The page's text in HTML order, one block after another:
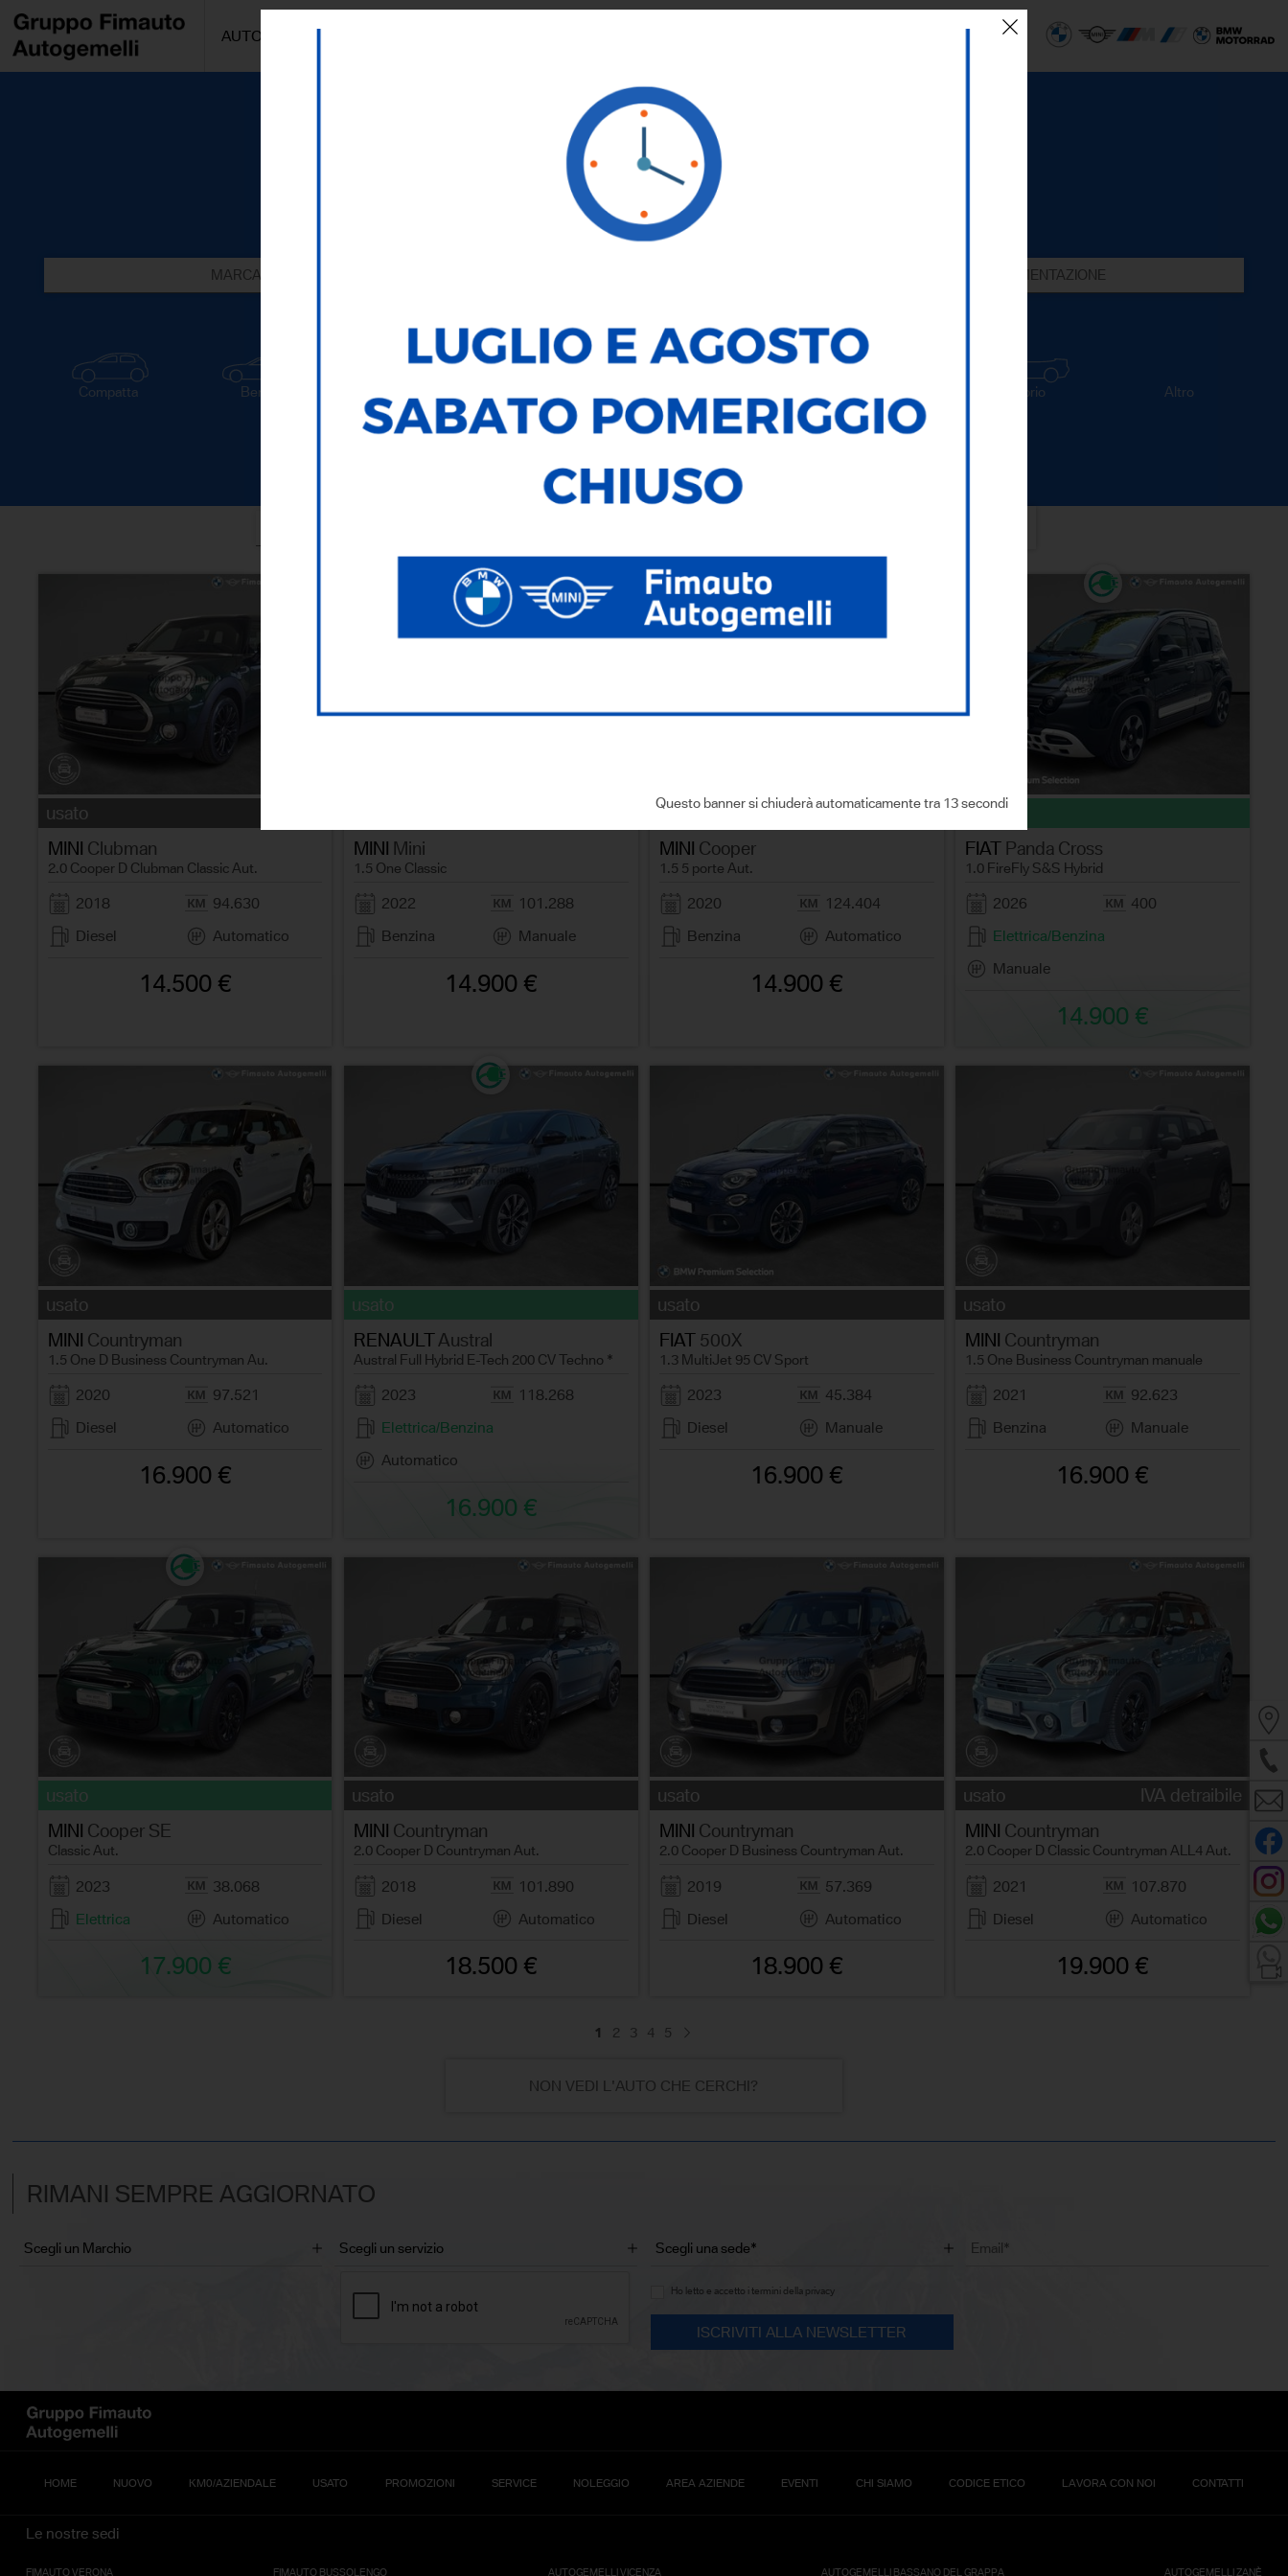
Questo banner si chiuderà automaticamente tra 12 secondi
AUTO/MOTO
AUTO
NUOVO SEMESTRALE
MARCA ALIMENTAZIONE
Ricerca testuale
Ricerca avanzata
usato
MINI Clubman
2.0 Cooper D Clubman Classic Aut.
2018
94.630
Diesel
Automatico
14.500 €
MINI Mini
1.5 One Classic
2022
101.288
Benzina
Manuale
14.900 €
usato
MINI Cooper
1.5 5 porte Aut.
2020
124.404
Benzina
Automatico
14.900 €
usato
FIAT Panda Cross
1.0 FireFly S&S Hybrid
2026
400
Elettrica/Benzina
Manuale
14.900 €
usato
MINI Countryman
1.5 One D Business Countryman Au.
2020
97.521
Diesel
Automatico
16.900 €
usato
RENAULTAustral
Austral Full Hybrid E-Tech 200 CV Techno *
2023
118.268
Elettrica/Benzina
Automatico
16.900 €
usato
FIAT 500X
1.3 MultiJet 95 CV Sport
2023
45.384
Diesel
Manuale
16.900 €
usato
MINI Countryman
1.5 One Business Countryman manuale
2021
92.623
Benzina
Manuale
16.900 €
usato
MINI Cooper SE
Classic Aut.
2023
38.068
Elettrica
Automatico
17.900 €
usato
MINI Countryman
2.0 Cooper D Countryman Aut.
2018
101.890
Diesel
Automatico
18.500 €
usato
MINI Countryman
2.0 Cooper D Business Countryman Aut.
2019
57.369
Diesel
Automatico
18.900 €
usato
IVA detraibile
MINI Countryman
2.0 Cooper D Classic Countryman ALL4 Aut.
2021
107.870
Diesel
Automatico
19.900 €
1 2 3 4 5
NON VEDI L'AUTO CHE CERCHI?
RIMANI SEMPRE AGGIORNATO
Ho letto e accetto i termini della privacy
HOME NUOVO KM0/AZIENDALE USATO PROMOZIONI SERVICE NOLEGGIO AREA AZIENDE EVENTI CHI SIAMO CODICE ETICO LAVORA CON NOI CONTATTI
Le nostre sedi
FIMAUTO VERONA FIMAUTO BUSSOLENGO AUTOGEMELLI VICENZA AUTOGEMELLI BASSANO DEL GRAPPA AUTOGEMELLI ZANÈ